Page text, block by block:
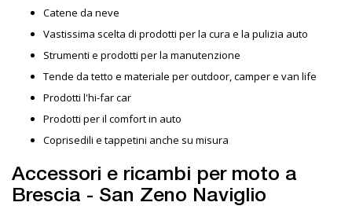
Catene da neve
Vastissima scelta di prodotti per la cura e la pulizia auto
Strumenti e prodotti per la manutenzione
Tende da tetto e materiale per outdoor, camper e van life
Prodotti l'hi-far car
Prodotti per il comfort in auto
Coprisedili e tappetini anche su misura
Accessori e ricambi per moto a
Brescia - San Zeno Naviglio